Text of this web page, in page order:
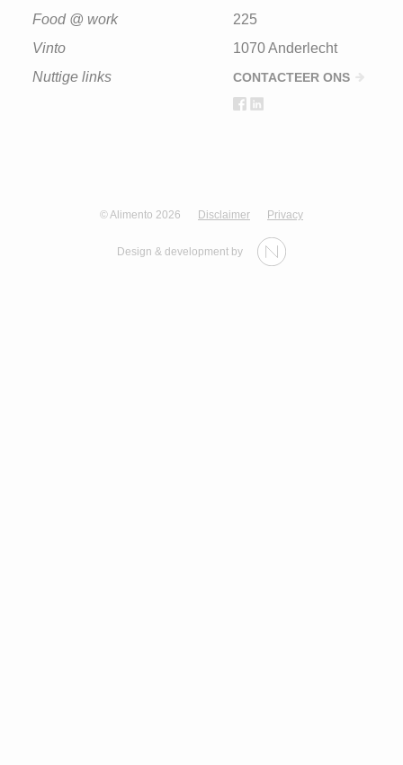
Food @ work
Vinto
Nuttige links
225
1070 Anderlecht
CONTACTEER ONS
© Alimento 2026 Disclaimer Privacy
Design & development by